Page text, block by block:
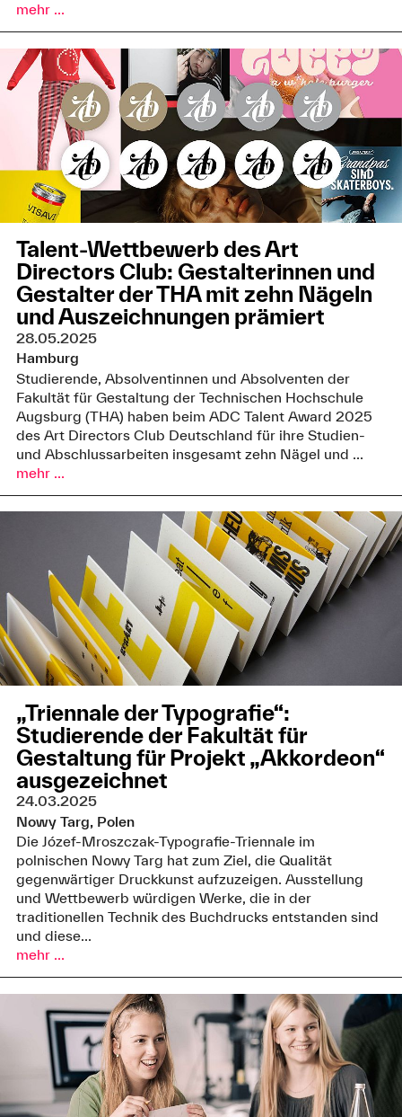
mehr ...
Talent-Wettbewerb des Art
Directors Club: Gestalterinnen und
Gestalter der THA mit zehn Nägeln
und Auszeichnungen prämiert
28.05.2025
Hamburg
Studierende, Absolventinnen und Absolventen der
Fakultät für Gestaltung der Technischen Hochschule
Augsburg (THA) haben beim ADC Talent Award 2025
des Art Directors Club Deutschland für ihre Studien-
und Abschlussarbeiten insgesamt zehn Nägel und ...
mehr ...
„Triennale der Typografie“:
Studierende der Fakultät für
Gestaltung für Projekt „Akkordeon“
ausgezeichnet
24.03.2025
Nowy Targ, Polen
Die Józef-Mroszczak-Typografie-Triennale im
polnischen Nowy Targ hat zum Ziel, die Qualität
gegenwärtiger Druckkunst aufzuzeigen. Ausstellung
und Wettbewerb würdigen Werke, die in der
traditionellen Technik des Buchdrucks entstanden sind
und diese...
mehr ...